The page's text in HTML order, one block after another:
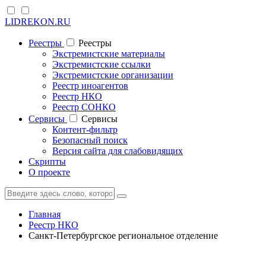
LIDREKON.RU
Реестры
Реестры
Экстремистские материалы
Экстремистские ссылки
Экстремистские организации
Реестр иноагентов
Реестр НКО
Реестр СОНКО
Cервисы
Cервисы
Контент-фильтр
Безопасный поиск
Версия сайта для слабовидящих
Скрипты
О проекте
Главная
Реестр НКО
Санкт-Петербургское региональное отделение